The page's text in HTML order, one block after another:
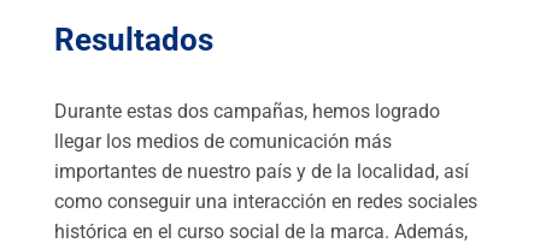
Resultados
Durante estas dos campañas, hemos logrado
llegar los medios de comunicación más
importantes de nuestro país y de la localidad, así
como conseguir una interacción en redes sociales
histórica en el curso social de la marca. Además,